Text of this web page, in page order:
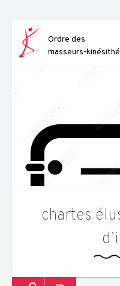
content
Ordre des
masseurs-
chartes